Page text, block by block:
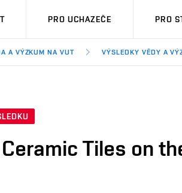
PRO UCHAZEČE PRO
A VÝZKUM NA VUT VÝSLEDKY VĚDY A
Tiles on